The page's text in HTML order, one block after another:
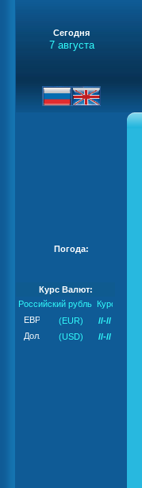
Сегодня
7 августа
Погода:
Курс Валют:
Российский рубль
(EUR)
//-//
(USD)
//-//